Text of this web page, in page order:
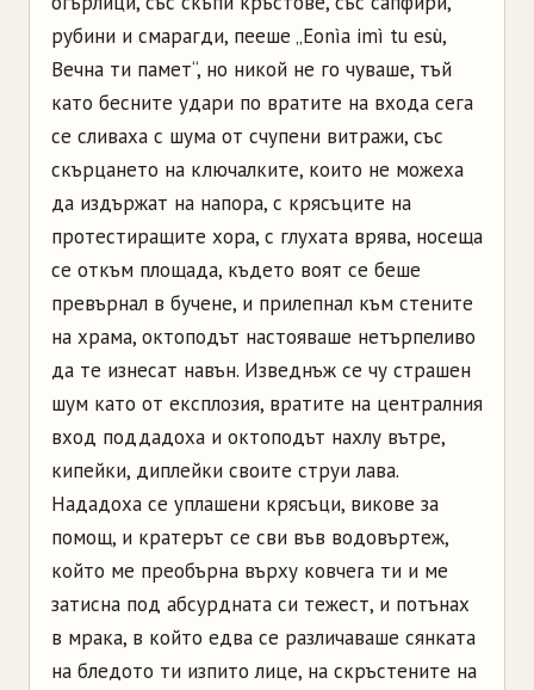
рубини и смарагди, пееше „Eonìa imì tu esù,
Вечна ти памет“, но никой не го чуваше, тъй
като бесните удари по вратите на входа сега
се сливаха с шума от счупени витражи, със
скърцането на ключалките, които не можеха
да издържат на напора, с крясъците на
протестиращите хора, с глухата врява, носеща
се откъм площада, където воят се беше
превърнал в бучене, и прилепнал към стените
на храма, октоподът настояваше нетърпеливо
да те изнесат навън. Изведнъж се чу страшен
шум като от експлозия, вратите на централния
вход поддадоха и октоподът нахлу вътре,
кипейки, диплейки своите струи лава.
Нададоха се уплашени крясъци, викове за
помощ, и кратерът се сви във водовъртеж,
който ме преобърна върху ковчега ти и ме
затисна под абсурдната си тежест, и потънах
в мрака, в който едва се различаваше сянката
на бледото ти изпито лице, на скръстените на